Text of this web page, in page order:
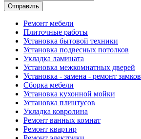
Ремонт мебели
Плиточные работы
Установка бытовой техники
Установка подвесных потолков
Укладка ламината
Установка межкомнатных дверей
Установка - замена - ремонт замков
Сборка мебели
Установка кухонной мойки
Установка плинтусов
Укладка ковролина
Ремонт ванных комнат
Ремонт квартир